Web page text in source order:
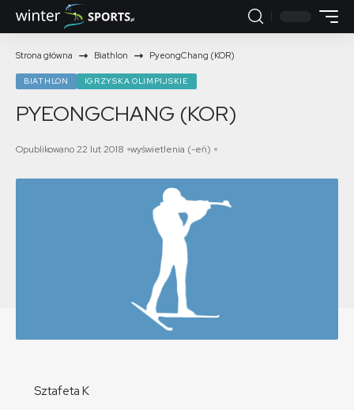
Strona główna Biathlon PyeongChang (KOR)
BIATHLON IGRZYSKA OLIMPIJSKIE
PYEONGCHANG (KOR)
Opublikowano 22 lut 2018 wyświetlenia (-eń)
Sztafeta K